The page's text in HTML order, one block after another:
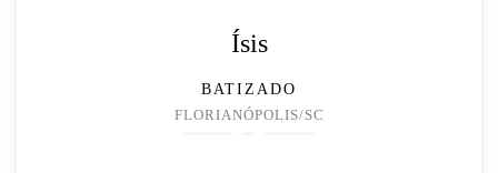
Ísis
BATIZADO
FLORIANÓPOLIS/SC